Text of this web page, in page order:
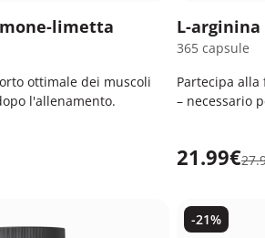
limetta
ottimale dei muscoli
l'allenamento.
L-arginina
365 capsule
Partecipa
– necessario
21.99€
-21%